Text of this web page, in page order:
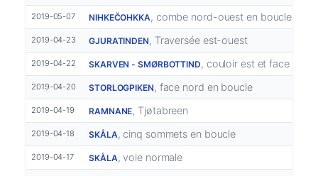
2019-05-07 NIHKEČOHKKA , combe nord-ouest en boucle
2019-04-23 GJURATINDEN , Traversée est-ouest
2019-04-22 SKARVEN - SMØRBOTTIND , couloir est et face sud
2019-04-20 STORLOGPIKEN , face nord en boucle
2019-04-19 RAMNANE, Tjøtabreen
2019-04-18 SKÅLA , cinq sommets en boucle
2019-04-17 SKÅLA , voie normale